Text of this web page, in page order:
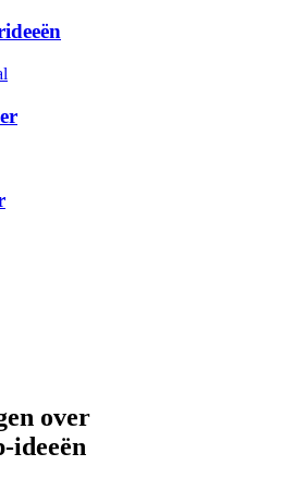
over
ideeën